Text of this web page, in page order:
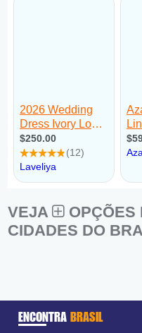
VEJA
OPÇÕES
CIDADES DO
ENCONTRA BRASIL